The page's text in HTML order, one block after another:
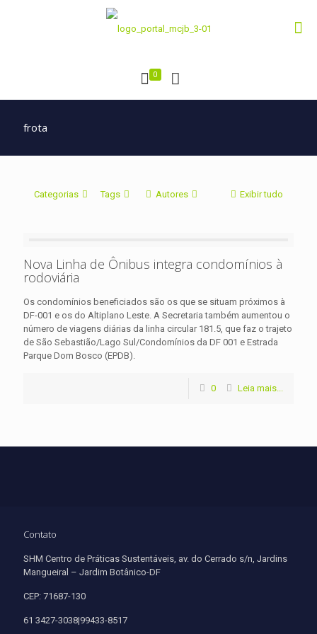
0
frota
Categorias Tags Autores Exibir tudo
Nova Linha de Ônibus integra condomínios à
rodoviária
Os condomínios beneficiados são os que se situam próximos à
DF-001 e os do Altiplano Leste. A Secretaria também aumentou o
número de viagens diárias da linha circular 181.5, que faz o trajeto
de São Sebastião/Lago Sul/Condomínios da DF 001 e Estrada
Parque Dom Bosco (EPDB).
0 Leia mais...
Contato
SHM Centro de Práticas Sustentáveis, av. do Cerrado s/n, Jardins
Mangueiral – Jardim Botânico-DF
CEP: 71687-130
61 3427-3038|99433-8517